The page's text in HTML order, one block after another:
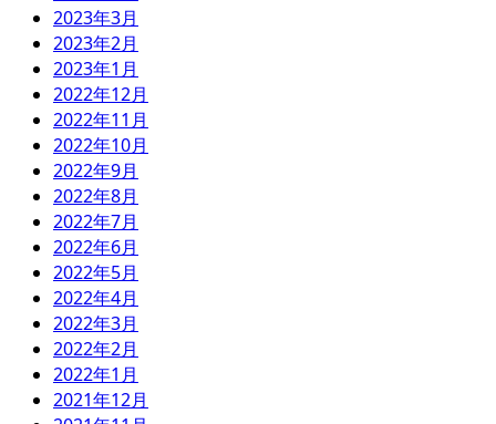
2023年3月
2023年2月
2023年1月
2022年12月
2022年11月
2022年10月
2022年9月
2022年8月
2022年7月
2022年6月
2022年5月
2022年4月
2022年3月
2022年2月
2022年1月
2021年12月